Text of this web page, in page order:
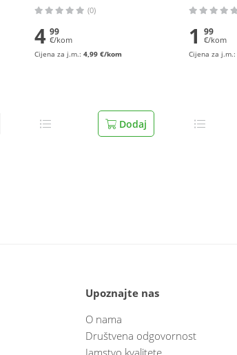
(0)
4 99
€/kom
Cijena za j.m.: 4,99 €/kom
Dodaj
1 99
€/kom
Cijena za j.m.:
Upoznajte nas
O nama
Društvena odgovornost
Jamstvo kvalitete